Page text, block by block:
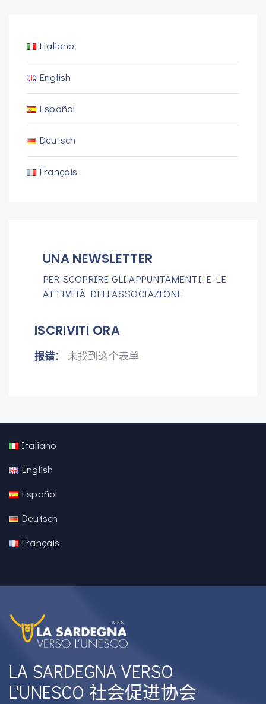
Italiano
English
Español
Deutsch
Français
UNA NEWSLETTER
PER SCOPRIRE GLI APPUNTAMENTI E LE
ATTIVITÀ DELL'ASSOCIAZIONE
ISCRIVITI ORA
报错： 未找到这个表单
Italiano
English
Español
Deutsch
Français
LA SARDEGNA VERSO
L'UNESCO 社会促进协会